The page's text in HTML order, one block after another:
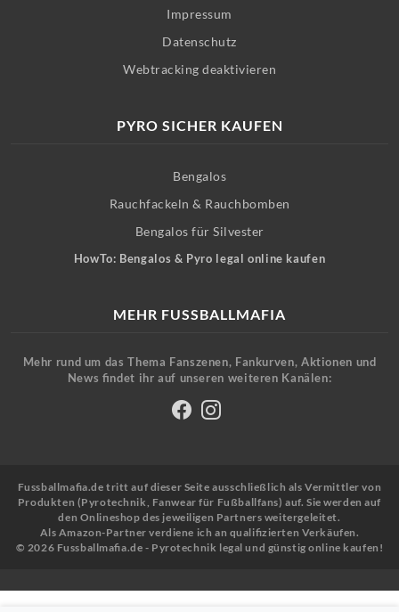
Impressum
Datenschutz
Webtracking deaktivieren
PYRO SICHER KAUFEN
Bengalos
Rauchfackeln & Rauchbomben
Bengalos für Silvester
HowTo: Bengalos & Pyro legal online kaufen
MEHR FUSSBALLMAFIA
Mehr rund um das Thema Fanszenen, Fankurven, Aktionen und
News findet ihr auf unseren weiteren Kanälen:
Fussballmafia.de tritt auf dieser Seite ausschließlich als Vermittler von
Produkten (Pyrotechnik, Fanwear für Fußballfans) auf. Sie werden auf
den Onlineshop des jeweiligen Partners weitergeleitet.
Als Amazon-Partner verdiene ich an qualifizierten Verkäufen.
© 2026 Fussballmafia.de - Pyrotechnik legal und günstig online kaufen!